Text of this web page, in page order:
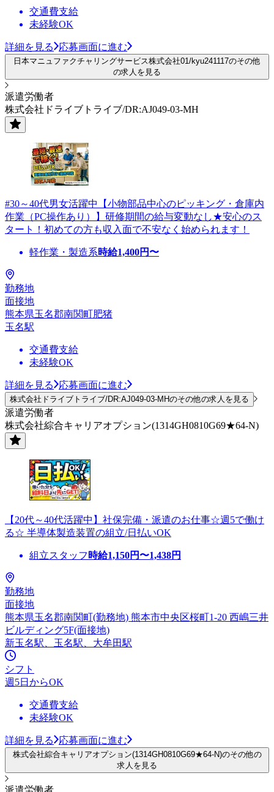
交通費支給
未経験OK
詳細を見る 応募画面に進む
日本マニュファクチャリングサービス株式会社01/kyu241117のその他
の求人を見る
派遣労働者
株式会社ドライブトライブ/DR:AJ049-03-MH
#30～40代男女活躍中【小物部品中心のピッキング・倉庫内
作業（PC操作あり）】研修期間の給与変動なし★安心のス
タート！初めての方も収入面で不安なく始められます！
軽作業・製造系時給1,400円〜
勤務地
面接地
熊本県玉名郡南関町肥猪
玉名駅
交通費支給
未経験OK
詳細を見る 応募画面に進む
株式会社ドライブトライブ/DR:AJ049-03-MHのその他の求人を見る
派遣労働者
株式会社綜合キャリアオプション(1314GH0810G69★64-N)
【20代～40代活躍中】社保完備・派遣のお仕事☆週5で働け
る☆ 半導体製造装置の組立/日払いOK
組立スタッフ 時給1,150円〜1,438円
勤務地
面接地
熊本県玉名郡南関町(勤務地) 熊本市中央区桜町1-20 西嶋三井
ビルディング5F(面接地)
新玉名駅、玉名駅、大牟田駅
シフト
週5日からOK
交通費支給
未経験OK
詳細を見る 応募画面に進む
株式会社綜合キャリアオプション(1314GH0810G69★64-N)のその他の
求人を見る
派遣労働者